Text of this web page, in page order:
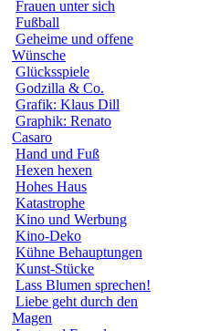
Frauen unter sich
Fußball
Geheime und offene
Wünsche
Glücksspiele
Godzilla & Co.
Grafik: Klaus Dill
Graphik: Renato
Casaro
Hand und Fuß
Hexen hexen
Hohes Haus
Katastrophe
Kino und Werbung
Kino-Deko
Kühne Behauptungen
Kunst-Stücke
Lass Blumen sprechen!
Liebe geht durch den
Magen